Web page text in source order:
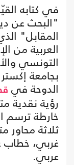
في كتابه
"البحث عن
المقابل"
العربية من
التونسي
بجامعة
الدوحة في
رؤية نقدية
خارطة ترسم
ثلاثة محاور
غربي، خطاب
عربي.